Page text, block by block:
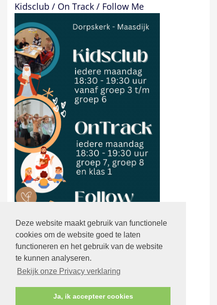
Deze website maakt gebruik van functionele
cookies om de website goed te laten
functioneren en het gebruik van de website
te kunnen analyseren.
Bekijk onze Privacy verklaring
Ja, ik accepteer cookies
Kidsclub / On Track / Follow Me